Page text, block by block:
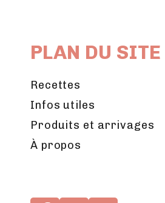
PLAN DU SITE
Recettes
Infos utiles
Produits et arrivages
À propos